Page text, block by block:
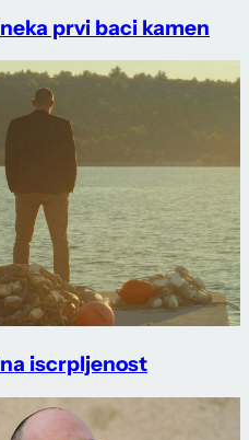
prvi baci kamen
iscrpljenost